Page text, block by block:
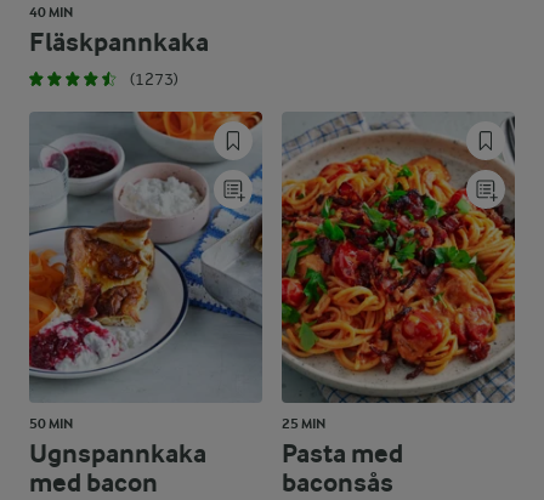
40 MIN
Fläskpannkaka
(1273)
50 MIN
Ugnspannkaka
med bacon
25 MIN
Pasta med
baconsås